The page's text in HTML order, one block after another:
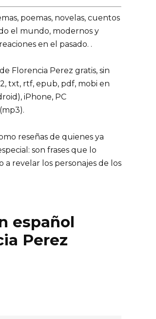
poemas, novelas, cuentos
el mundo, modernos y
en el pasado. .
Florencia Perez gratis, sin
txt, rtf, epub, pdf, mobi en
iPhone, PC
reseñas de quienes ya
son frases que lo
revelar los personajes de los
español
Perez